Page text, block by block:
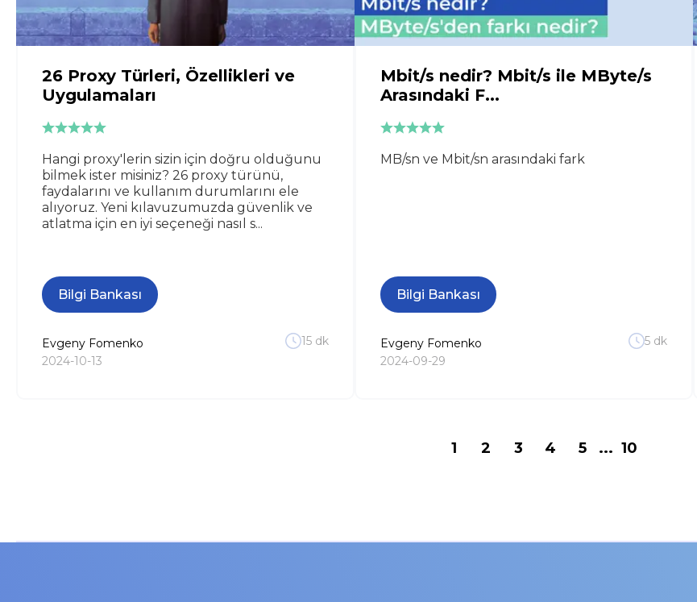
26 Proxy Türleri, Özellikleri ve
Uygulamaları
Hangi proxy'lerin sizin için doğru olduğunu
bilmek ister misiniz? 26 proxy türünü,
faydalarını ve kullanım durumlarını ele
alıyoruz. Yeni kılavuzumuzda güvenlik ve
atlatma için en iyi seçeneği nasıl s...
Bilgi Bankası
Evgeny Fomenko
2024-10-13
15 dk
Mbit/s nedir? Mbit/s ile MByte/s
Arasındaki F...
MB/sn ve Mbit/sn arasındaki fark
Bilgi Bankası
Evgeny Fomenko
2024-09-29
5 dk
1 2 3 4 5 ... 10